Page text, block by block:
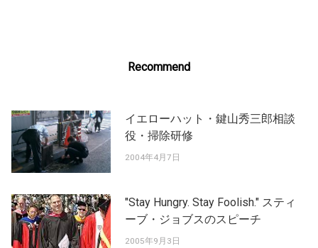
Recommend
イエローハット・鍵山秀三郎相談
役・掃除研修
2004年4月7日
"Stay Hungry. Stay Foolish." スティ
ーブ・ジョブスのスピーチ
2005年9月3日